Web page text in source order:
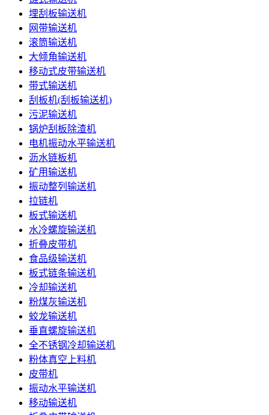
埋刮板输送机
网带输送机
滚筒输送机
大倾角输送机
移动式皮带输送机
带式输送机
刮板机(刮板输送机)
污泥输送机
锅炉刮板除渣机
电机振动水平输送机
沥水链板机
矿用输送机
振动整列输送机
拉链机
板式输送机
水冷螺旋输送机
折叠皮带机
食品级输送机
板式链条输送机
冷却输送机
粉煤灰输送机
蛟龙输送机
垂直螺旋输送机
全不锈钢冷却输送机
粉体真空上料机
皮带机
振动水平输送机
移动输送机